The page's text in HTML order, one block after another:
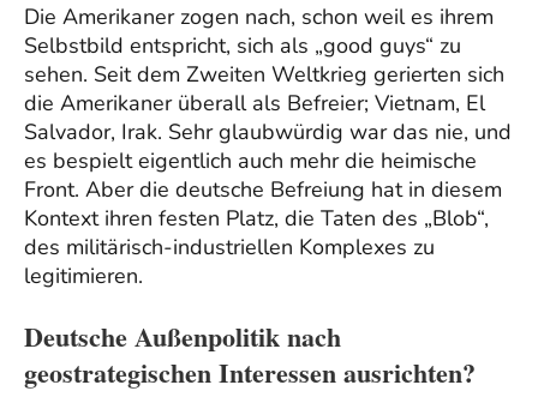
Die Amerikaner zogen nach, schon weil es ihrem
Selbstbild entspricht, sich als „good guys“ zu
sehen. Seit dem Zweiten Weltkrieg gerierten sich
die Amerikaner überall als Befreier; Vietnam, El
Salvador, Irak. Sehr glaubwürdig war das nie, und
es bespielt eigentlich auch mehr die heimische
Front. Aber die deutsche Befreiung hat in diesem
Kontext ihren festen Platz, die Taten des „Blob“,
des militärisch-industriellen Komplexes zu
legitimieren.
Deutsche Außenpolitik nach
geostrategischen Interessen ausrichten?